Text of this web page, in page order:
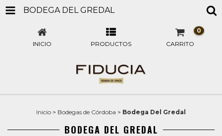
BODEGA DEL GREDAL
INICIO PRODUCTOS CARRITO
0
Inicio > Bodegas de Córdoba > Bodega Del Gredal
BODEGA DEL GREDAL